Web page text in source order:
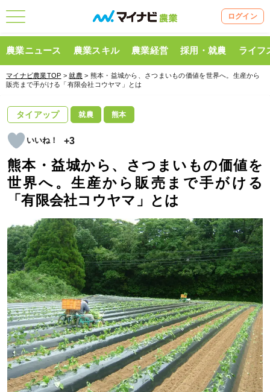
ログイン
農業ニュース 農業スキル 農業経営 採用・就農 ライフ
マイナビ農業TOP >就農 > 熊本・益城から、さつまいもの価値を世界へ。生産から
販売まで手がける「有限会社コウヤマ」とは
タイアップ 就農 熊本
+3
熊本・益城から、さつまいもの価値を
世界へ。生産から販売まで手がける
「有限会社コウヤマ」とは